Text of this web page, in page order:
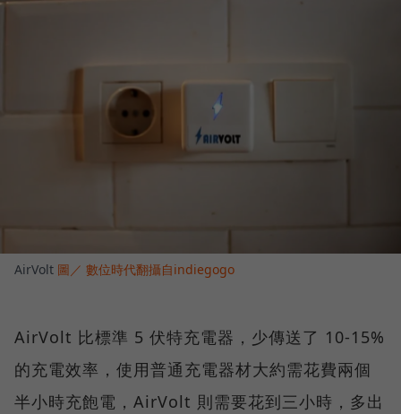
AirVolt 圖／ 數位時代翻攝自indiegogo
AirVolt 比標準 5 伏特充電器，少傳送了 10-15%
的充電效率，使用普通充電器材大約需花費兩個
半小時充飽電，AirVolt 則需要花到三小時，多出